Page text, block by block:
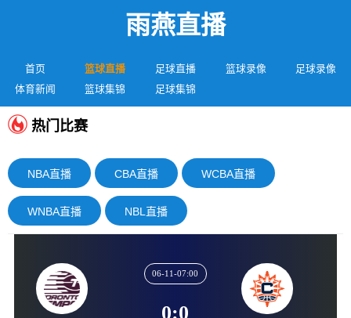
雨燕直播
首页 篮球直播 足球直播 篮球录像
足球录像
体育新闻
篮球集锦 足球集锦
热门比赛
NBA直播 CBA直播 WCBA直播
WNBA直播 NBL直播